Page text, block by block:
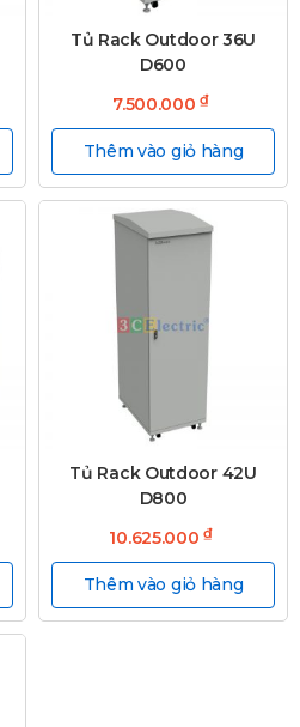
Tủ Rack Outdoor 36U
D600
7.500.000₫
Thêm vào giỏ hàng
Tủ Rack Outdoor 42U
D800
10.625.000₫
Thêm vào giỏ hàng